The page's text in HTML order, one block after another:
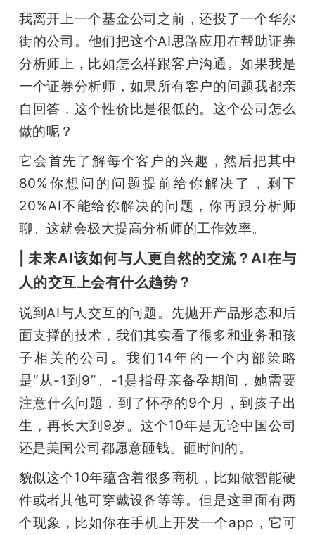
我离开上一个基金公司之前，还投了一个华尔
街的公司。他们把这个AI思路应用在帮助证券
分析师上，比如怎么样跟客户沟通。如果我是
一个证券分析师，如果所有客户的问题我都亲
自回答，这个性价比是很低的。这个公司怎么
做的呢？
它会首先了解每个客户的兴趣，然后把其中
80%你想问的问题提前给你解决了，剩下
20%AI不能给你解决的问题，你再跟分析师
聊。这就会极大提高分析师的工作效率。
| 未来AI该如何与人更自然的交流？AI在与
人的交互上会有什么趋势？
说到AI与人交互的问题。先抛开产品形态和后
面支撑的技术，我们其实看了很多和业务和孩
子相关的公司。我们14年的一个内部策略
是“从-1到9”。-1是指母亲备孕期间，她需要
注意什么问题，到了怀孕的9个月，到孩子出
生，再长大到9岁。这个10年是无论中国公司
还是美国公司都愿意砸钱、砸时间的。
貌似这个10年蕴含着很多商机，比如做智能硬
件或者其他可穿戴设备等等。但是这里面有两
个现象，比如你在手机上开发一个app，它可